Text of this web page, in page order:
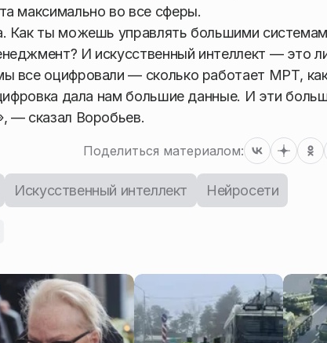
максимально во все сферы.
Как ты можешь управлять большими
И искусственный интеллект — это
все оцифровали — сколько работает МРТ,
дала нам большие данные. И эти
— сказал Воробьев.
Поделиться материалом:
Искусственный интеллект Нейросети